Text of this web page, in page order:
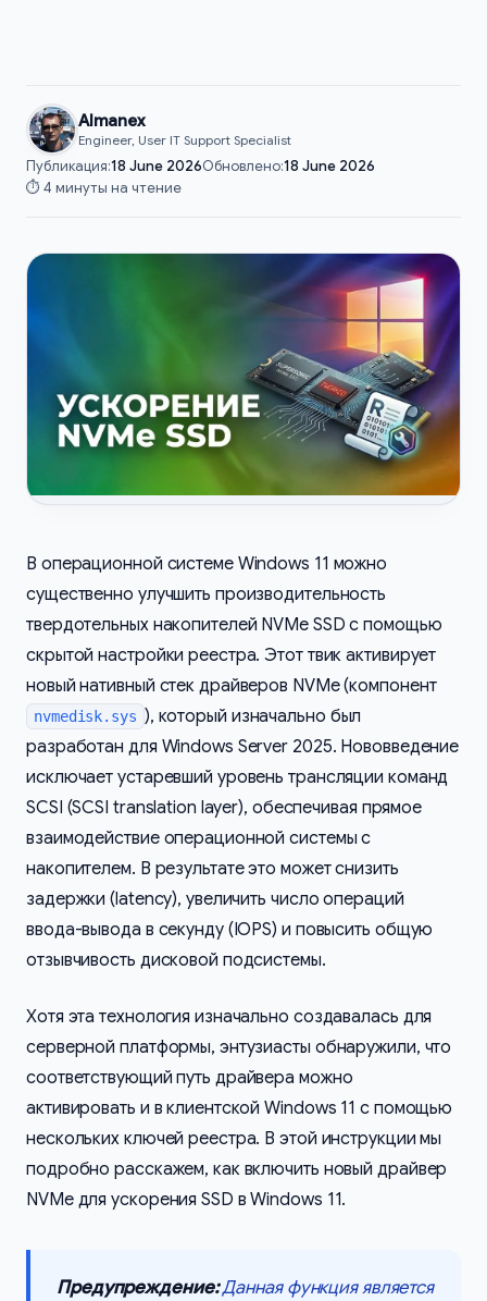
Almanex
Engineer, User IT Support Specialist
Публикация:18 June 2026Обновлено:18 June 2026
⏱️ 4 минуты на чтение
В операционной системе Windows 11 можно
существенно улучшить производительность
твердотельных накопителей NVMe SSD с помощью
скрытой настройки реестра. Этот твик активирует
новый нативный стек драйверов NVMe (компонент
nvmedisk.sys ), который изначально был
разработан для Windows Server 2025. Нововведение
исключает устаревший уровень трансляции команд
SCSI (SCSI translation layer), обеспечивая прямое
взаимодействие операционной системы с
накопителем. В результате это может снизить
задержки (latency), увеличить число операций
ввода-вывода в секунду (IOPS) и повысить общую
отзывчивость дисковой подсистемы.
Хотя эта технология изначально создавалась для
серверной платформы, энтузиасты обнаружили, что
соответствующий путь драйвера можно
активировать и в клиентской Windows 11 с помощью
нескольких ключей реестра. В этой инструкции мы
подробно расскажем, как включить новый драйвер
NVMe для ускорения SSD в Windows 11.
Предупреждение:Данная функция является